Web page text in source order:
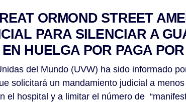
ORMOND STREET
PARA SILENCIAR A
HUELGA POR PAGA
del Mundo (UVW) ha sido informado
solicitará un mandamiento judicial a
el hospital y a limitar el número de